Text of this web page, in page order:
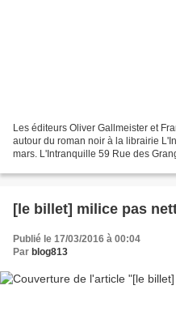
Les éditeurs Oliver Gallmeister et
autour du roman noir à la librairie
mars. L'Intranquille 59 Rue des
[le billet] milice pas
Publié le 17/03/2016 à 00:04
Par blog813